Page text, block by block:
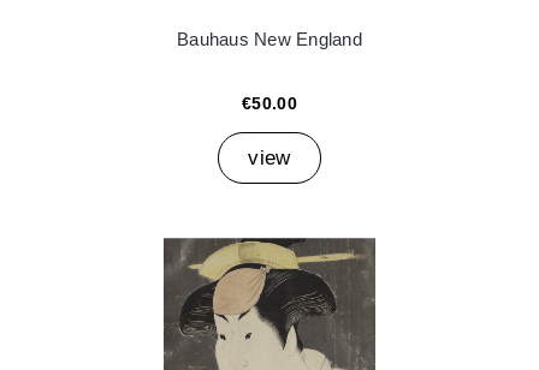
Bauhaus New England
€50.00
view